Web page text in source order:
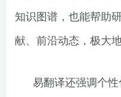
知识图谱，也能帮助
献、前沿动态，极大
易翻译还强调个